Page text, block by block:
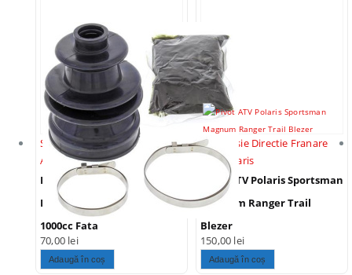
Suspensie Directie Franare
ATV Polaris
Burduf Planetara Atv
Polaris Scrambler 850-
1000cc Fata
70,00 lei
Adaugă în coș
Suspensie Directie Franare
ATV Polaris
Pivot ATV Polaris Sportsman
Magnum Ranger Trail
Blezer
150,00 lei
Adaugă în coș